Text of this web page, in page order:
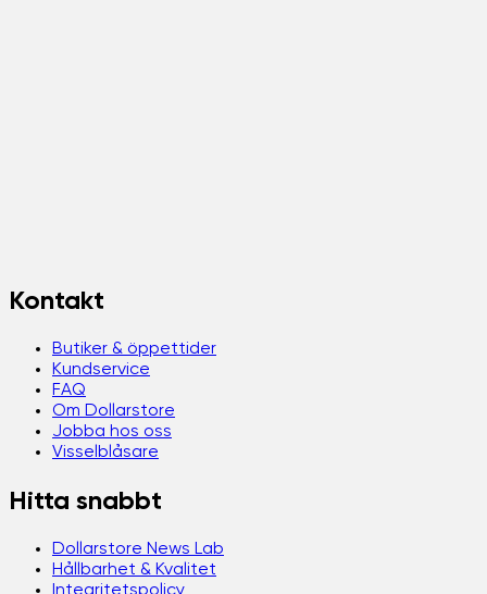
Kontakt
Butiker & öppettider
Kundservice
FAQ
Om Dollarstore
Jobba hos oss
Visselblåsare
Hitta snabbt
Dollarstore News Lab
Hållbarhet & Kvalitet